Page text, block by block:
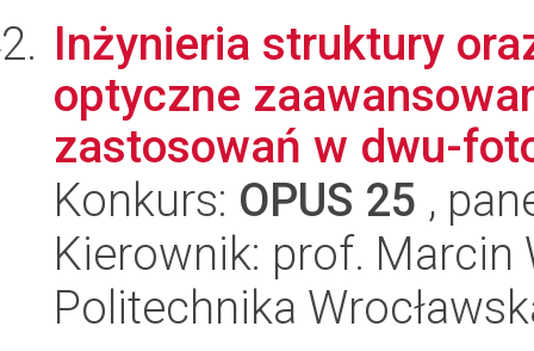
Inżynieria struktury
optyczne
zastosowań w dwu-
Konkurs: OPUS 25 ,
Kierownik: prof. Marcin
Politechnika